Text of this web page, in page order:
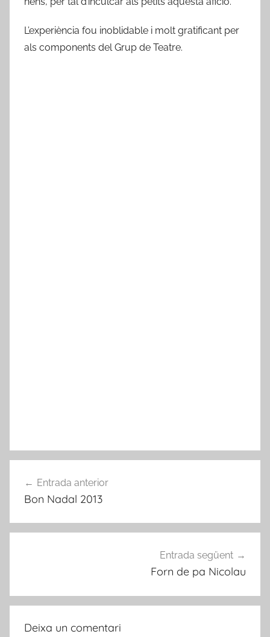
L’experiència fou inoblidable i molt gratificant per
als components del Grup de Teatre.
d'entrades
Entrada anterior
Bon Nadal 2013
Entrada següent
Forn de pa Nicolau
Deixa un comentari